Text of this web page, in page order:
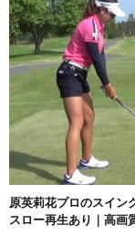
原英莉花プロのスイン
スロー再生あり｜高画